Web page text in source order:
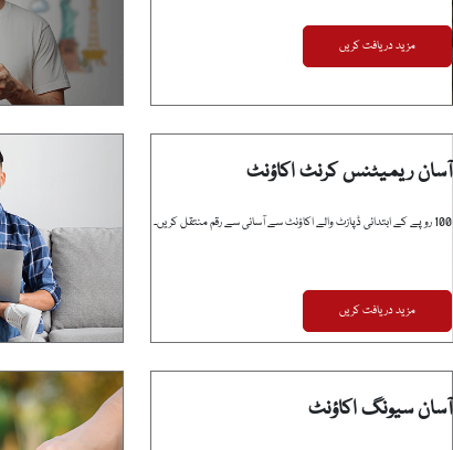
مزید دریافت کریں
آسان ریمیٹنس کرنٹ اکاؤنٹ
100 روپے کے ابتدائی ڈپازٹ والے اکاؤنٹ سے آسانی سے رقم منتقل کریں۔
مزید دریافت کریں
آسان سیونگ اکاؤنٹ